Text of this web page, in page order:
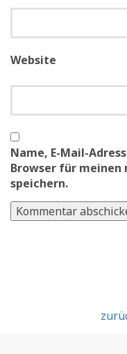
Website
Name, E-Mail-
Browser für meinen
speichern.